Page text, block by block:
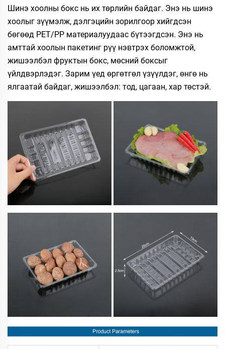
Шинэ хоолны бокс нь их төрлийн байдаг. Энэ нь шинэ
хоолыг зүүмэлж, дэлгэцийн зорилгоор хийгдсэн
бөгөөд PET/PP материалуудаас бүтээгдсэн. Энэ нь
амттай хоолын пакетинг рүү нэвтрэх боломжтой,
жишээлбэл фруктын бокс, мөсний боксыг
үйлдвэрлэдэг. Зарим үед өргөтгөл үзүүлдэг, өнгө нь
ялгаатай байдаг, жишээлбэл: тод, цагаан, хар төстэй.